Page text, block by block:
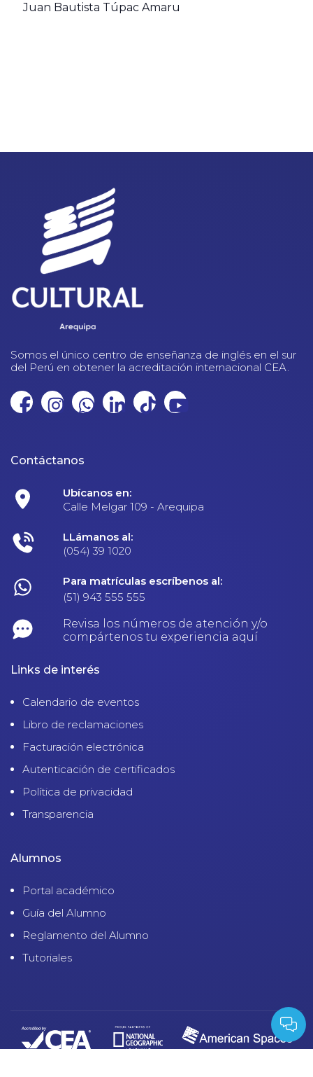
Juan Bautista Túpac Amaru
Somos el único centro de enseñanza de inglés en el sur
del Perú en obtener la acreditación internacional CEA.
Contáctanos
Ubícanos en:
Calle Melgar 109 - Arequipa
LLámanos al:
(054) 39 1020
Para matrículas escríbenos al:
(51) 943 555 555
Revisa los números de atención y/o
compártenos tu experiencia aquí
Links de interés
Calendario de eventos
Libro de reclamaciones
Facturación electrónica
Autenticación de certificados
Política de privacidad
Transparencia
Alumnos
Portal académico
Guía del Alumno
Reglamento del Alumno
Tutoriales